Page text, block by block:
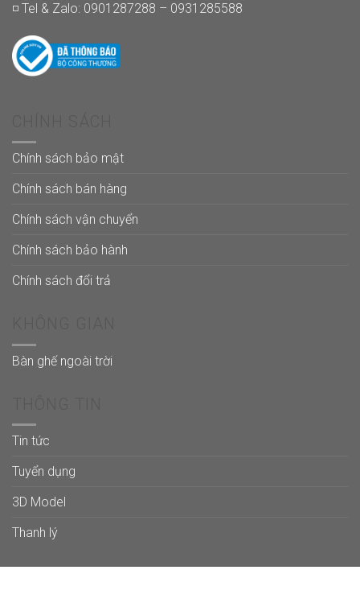
◽ Tel & Zalo: 0901287288 – 0931285588
Chính sách bảo mật
Chính sách bán hàng
Chính sách vận chuyển
Chính sách bảo hành
Chính sách đổi trả
Bàn ghế ngoài trời
Tin tức
Tuyển dụng
3D Model
Thanh lý